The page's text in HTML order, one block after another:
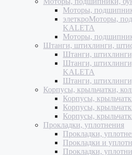
Моторы,
элеткроМоторы,
KALETA
Моторы,
Штанги, штихлинги,
Штанги,
Штанги,
KALETA
Штанги,
Корпусы, крыльчатки,
Корпусы,
Корпусы,
Корпусы,
Прокладки, уплотнения
Прокладки,
Прокладки и
Прокладки,